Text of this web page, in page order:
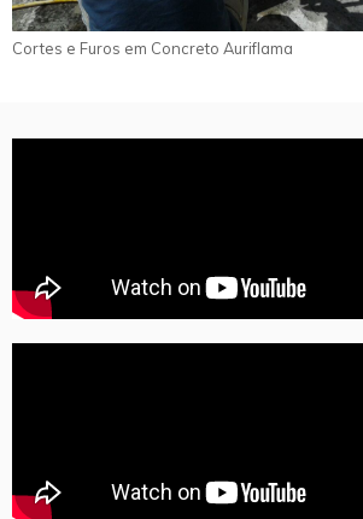
Cortes e Furos em Concreto Auriflama